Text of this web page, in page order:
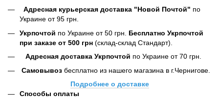
Адресная курьерская доставка "Новой Почтой" по
Украине от 95 грн.
Укрпочтой по Украине от 50 грн. Бесплатно Укрпочтой
при заказе от 500 грн (склад-склад Стандарт).
Адресная доставка Укрпочтой по Украине от 70 грн.
Самовывоз бесплатно из нашего магазина в г.Чернигове.
Подробнее о доставке
Способы оплаты